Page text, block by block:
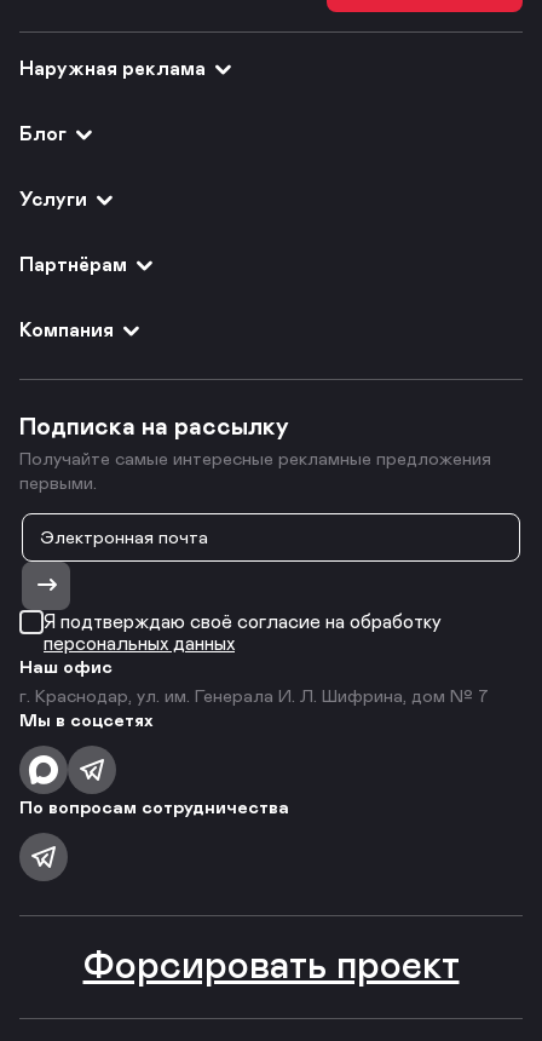
Наружная реклама
Блог
Услуги
Партнёрам
Компания
Подписка на рассылку
Получайте самые интересные рекламные предложения
первыми.
Я подтверждаю своё согласие на обработку
персональных данных
Наш офис
г. Краснодар, ул. им. Генерала И. Л. Шифрина, дом № 7
Мы в соцсетях
По вопросам сотрудничества
Форсировать проект